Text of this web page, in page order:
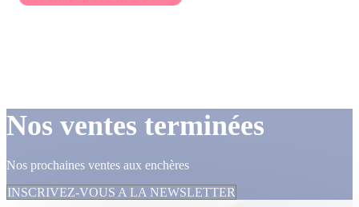
Nos ventes terminées
Nos prochaines ventes aux enchères
INSCRIVEZ-VOUS A LA NEWSLETTER